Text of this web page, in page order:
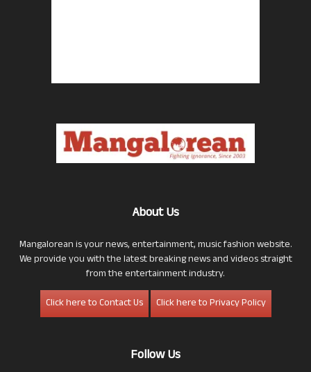
About Us
Mangalorean is your news, entertainment, music fashion website.
We provide you with the latest breaking news and videos straight
from the entertainment industry.
Click here to Contact Us
Click here to Privacy Policy
Follow Us